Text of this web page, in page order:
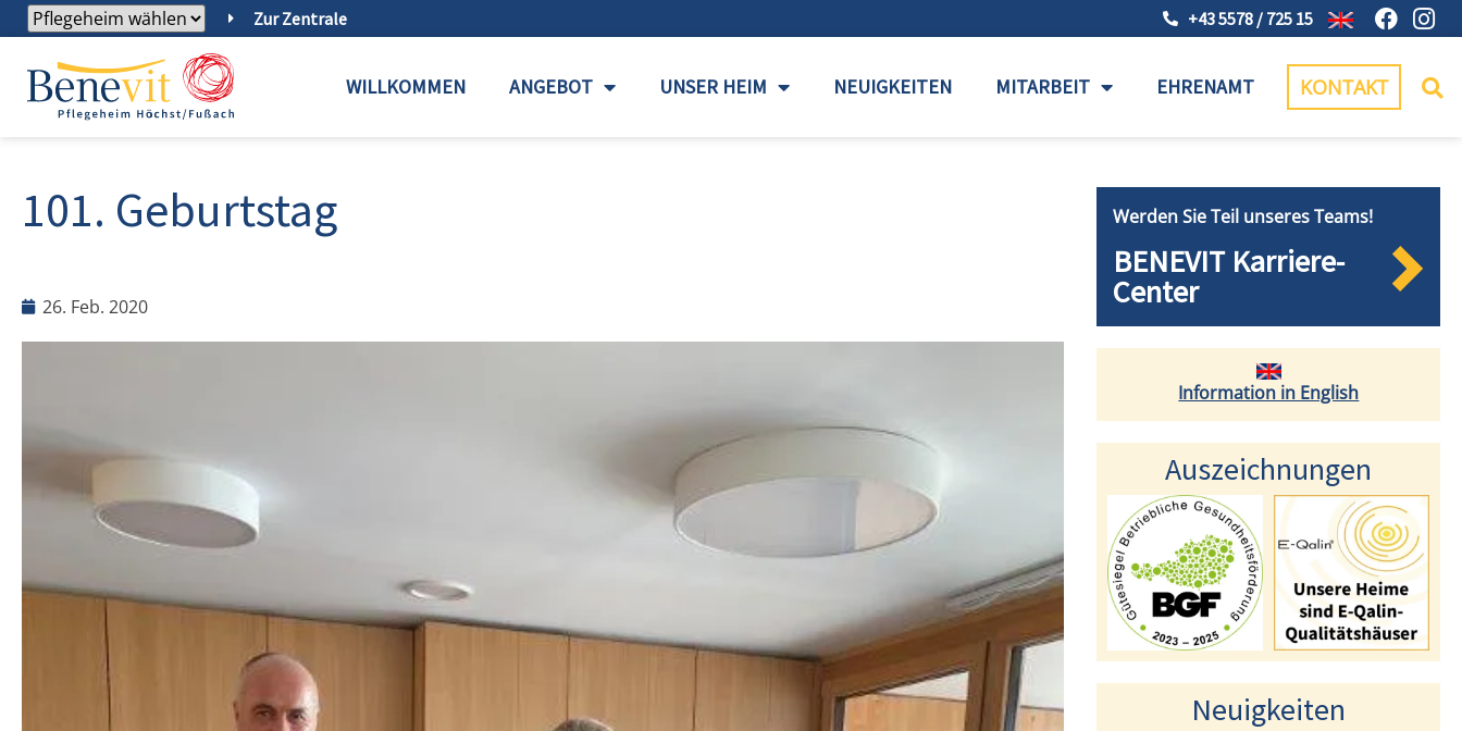
Zur Zentrale +43 5578 / 725 15
WILLKOMMEN ANGEBOT UNSER HEIM NEUIGKEITEN MITARBEIT EHRENAMT KONTAKT
101. Geburtstag
26. Feb. 2020
Werden Sie Teil unseres Teams!
BENEVIT Karriere-
Center
Information in English
Auszeichnungen
Neuigkeiten